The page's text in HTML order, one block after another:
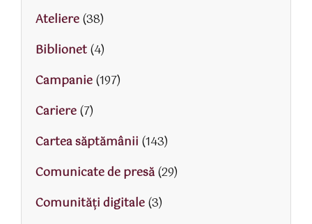
Ateliere(38)
Biblionet(4)
Campanie(197)
Cariere(7)
Cartea săptămânii (143)
Comunicate de presă(29)
Comunități digitale(3)